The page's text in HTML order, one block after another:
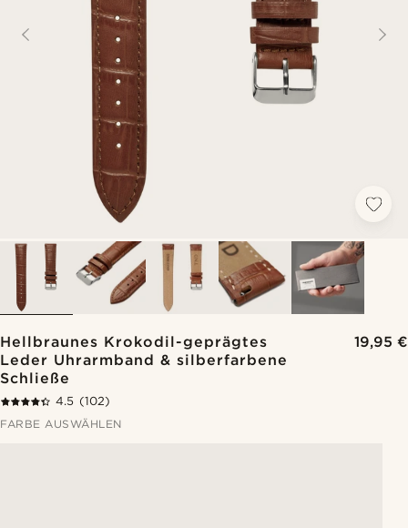
Hellbraunes Krokodil-geprägtes
Leder Uhrarmband & silberfarbene
Schließe
19,95 €
4.5 (102)
FARBE AUSWÄHLEN